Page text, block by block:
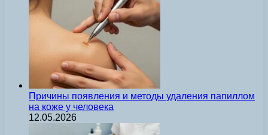
Причины появления и методы удаления папиллом
на коже у человека
12.05.2026